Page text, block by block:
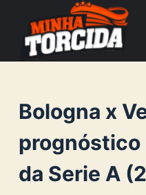
o
n
Bologna x
prognóstico
da Serie A